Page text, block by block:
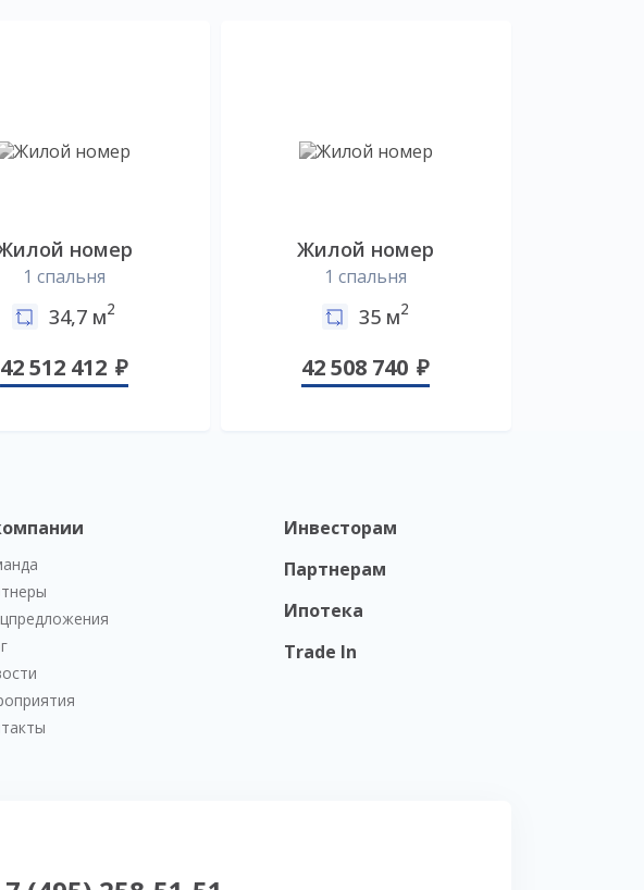
номер
1 спальня
34,7 м2
42 512 412
Жилой номер
1 спальня
35 м2
42 508 740
Инвесторам
Партнерам
Ипотека
Trade In